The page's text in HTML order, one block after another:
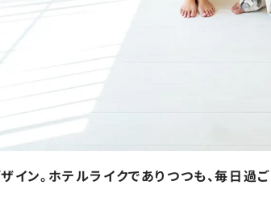
ン。ホテルライクでありつつも、毎日過ご